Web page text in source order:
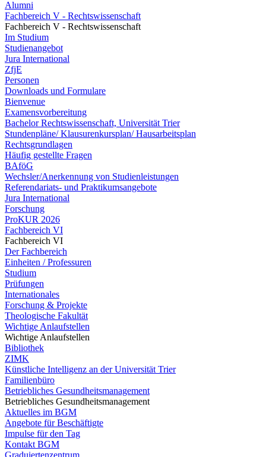
Alumni
Fachbereich V - Rechtswissenschaft
Fachbereich V - Rechtswissenschaft
Im Studium
Studienangebot
Jura International
ZfjE
Personen
Downloads und Formulare
Bienvenue
Examensvorbereitung
Bachelor Rechtswissenschaft, Universität Trier
Stundenpläne/ Klausurenkursplan/ Hausarbeitsplan
Rechtsgrundlagen
Häufig gestellte Fragen
BAföG
Wechsler/Anerkennung von Studienleistungen
Referendariats- und Praktikumsangebote
Jura International
Forschung
ProKUR 2026
Fachbereich VI
Fachbereich VI
Der Fachbereich
Einheiten / Professuren
Studium
Prüfungen
Internationales
Forschung & Projekte
Theologische Fakultät
Wichtige Anlaufstellen
Wichtige Anlaufstellen
Bibliothek
ZIMK
Künstliche Intelligenz an der Universität Trier
Familienbüro
Betriebliches Gesundheitsmanagement
Betriebliches Gesundheitsmanagement
Aktuelles im BGM
Angebote für Beschäftigte
Impulse für den Tag
Kontakt BGM
Graduiertenzentrum